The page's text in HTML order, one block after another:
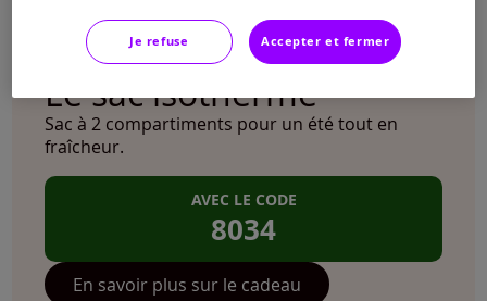
Le sac isotherme
AVEC LE CODE
8034
Sac à 2 compartiments pour un été tout en
fraîcheur.
En savoir plus sur le cadeau
Je refuse Accepter et fermer